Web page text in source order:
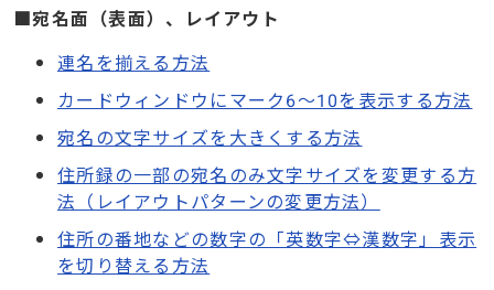
■宛名面（表面）、レイアウト
連名を揃える方法
カードウィンドウにマーク6～10を表示する方法
宛名の文字サイズを大きくする方法
住所録の一部の宛名のみ文字サイズを変更する方
法（レイアウトパターンの変更方法）
住所の番地などの数字の「英数字⇔漢数字」表示
を切り替える方法